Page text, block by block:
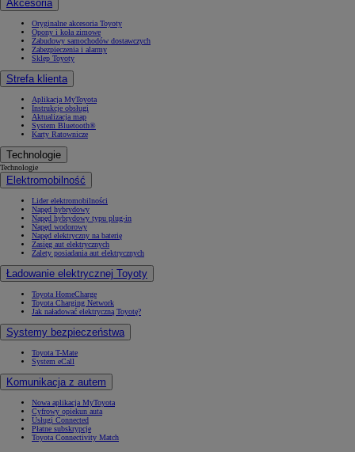
Akcesoria
Oryginalne akcesoria Toyoty
Opony i koła zimowe
Zabudowy samochodów dostawczych
Zabezpieczenia i alarmy
Sklep Toyoty
Strefa klienta
Aplikacja MyToyota
Instrukcje obsługi
Aktualizacja map
System Bluetooth®
Karty Ratownicze
Technologie
Technologie
Elektromobilność
Lider elektromobilności
Napęd hybrydowy
Napęd hybrydowy typu plug-in
Napęd wodorowy
Napęd elektryczny na baterię
Zasięg aut elektrycznych
Zalety posiadania aut elektrycznych
Ładowanie elektrycznej Toyoty
Toyota HomeCharge
Toyota Charging Network
Jak naładować elektryczną Toyotę?
Systemy bezpieczeństwa
Toyota T-Mate
System eCall
Komunikacja z autem
Nowa aplikacja MyToyota
Cyfrowy opiekun auta
Usługi Connected
Płatne subskrypcje
Toyota Connectivity Match